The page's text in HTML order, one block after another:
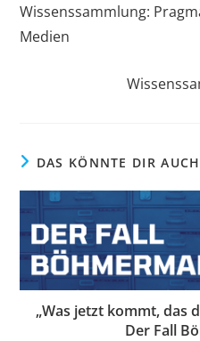
ansehen
Wissenssammlung:
Medien
DAS KÖNNTE DIR
„Was jetzt kommt, das
Der Fall